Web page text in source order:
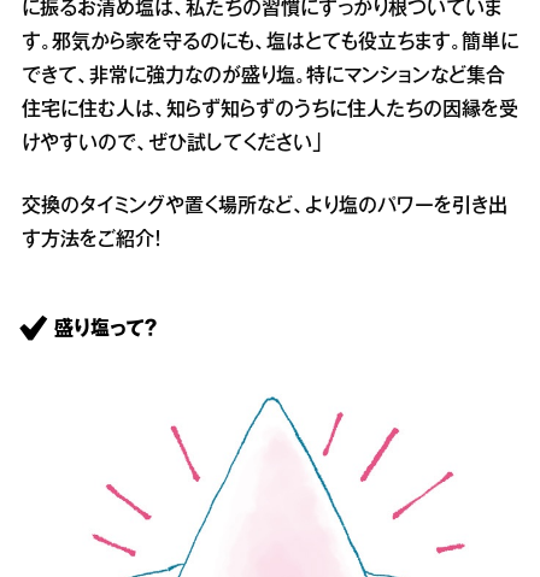
に振るお清め塩は、私たちの習慣にすっかり根づいていま
す。邪気から家を守るのにも、塩はとても役立ちます。簡単に
できて、非常に強力なのが盛り塩。特にマンションなど集合
住宅に住む人は、知らず知らずのうちに住人たちの因縁を受
けやすいので、ぜひ試してください」
交換のタイミングや置く場所など、より塩のパワーを引き出
す方法をご紹介！
盛り塩って？